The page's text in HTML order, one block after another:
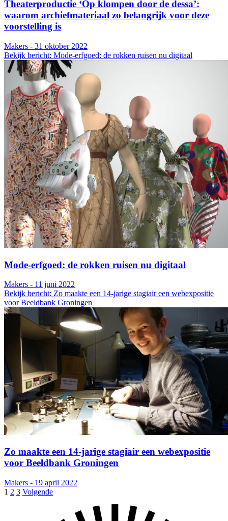
Theaterproductie ‘Op klompen door de dessa’:
waarom archiefmateriaal zo belangrijk voor deze
voorstelling is
Makers - 31 oktober 2022
Bekijk bericht: Mode-erfgoed: de rokken ruisen nu digitaal
Mode-erfgoed: de rokken ruisen nu digitaal
Makers - 11 juni 2022
Bekijk bericht: Zo maakte een 14-jarige stagiair een webexpositie
voor Beeldbank Groningen
Zo maakte een 14-jarige stagiair een webexpositie
voor Beeldbank Groningen
Makers - 19 april 2022
1 2 3 Volgende